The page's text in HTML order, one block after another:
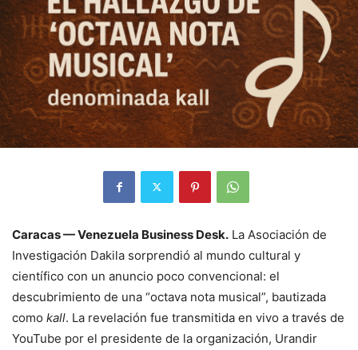
Caracas — Venezuela Business Desk. La Asociación de
Investigación Dakila sorprendió al mundo cultural y
científico con un anuncio poco convencional: el
descubrimiento de una “octava nota musical”, bautizada
como kall. La revelación fue transmitida en vivo a través de
YouTube por el presidente de la organización, Urandir